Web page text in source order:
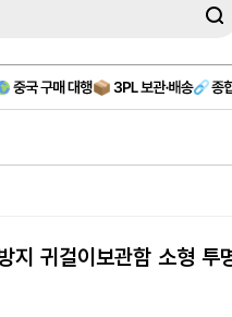
지 귀걸이보관함 소형 투